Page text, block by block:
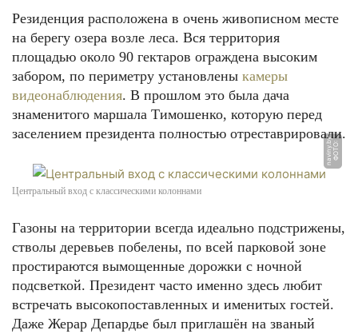
Резиденция расположена в очень живописном месте
на берегу озера возле леса. Вся территория
площадью около 90 гектаров ограждена высоким
забором, по периметру установлены камеры
видеонаблюдения. В прошлом это была дача
знаменитого маршала Тимошенко, которую перед
заселением президента полностью отреставрировали.
Ф
О
Т
О:
n
a
vi
n
y.
b
y
Центральный вход с классическими колоннами
Газоны на территории всегда идеально подстрижены,
стволы деревьев побелены, по всей парковой зоне
простираются вымощенные дорожки с ночной
подсветкой. Президент часто именно здесь любит
встречать высокопоставленных и именитых гостей.
Даже Жерар Депардье был приглашён на званый